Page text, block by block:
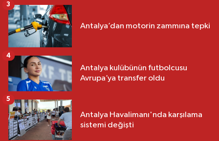
Antalya’dan motorin zammına tepki
3
Antalya kulübünün futbolcusu
Avrupa’ya transfer oldu
4
Antalya Havalimanı'nda karşılama
sistemi değişti
5